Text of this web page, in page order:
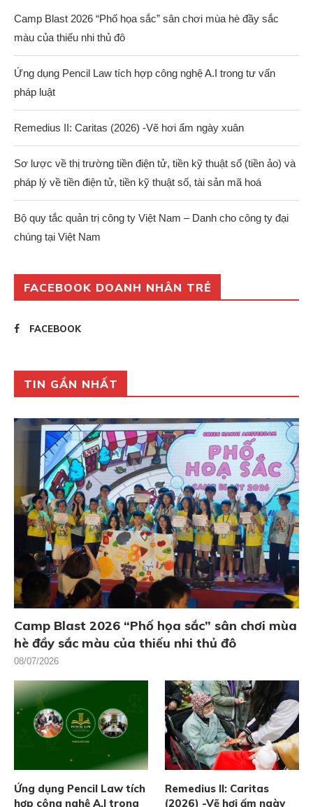
Camp Blast 2026 “Phố họa sắc” sân chơi mùa hè đầy sắc
màu của thiếu nhi thủ đô
Ứng dụng Pencil Law tích hợp công nghệ A.I trong tư vấn
pháp luật
Remedius II: Caritas (2026) -Vẽ hơi ấm ngày xuân
Sơ lược về thị trường tiền điện tử, tiền kỹ thuật số (tiền ảo) và
pháp lý về tiền điện tử, tiền kỹ thuật số, tài sản mã hoá
Bộ quy tắc quản trị công ty Việt Nam – Danh cho công ty đại
chúng tại Việt Nam
FACEBOOK DOANH NHÂN TRẺ
FACEBOOK
TIN GẦN NHẤT
Camp Blast 2026 “Phố họa sắc” sân chơi mùa
hè đầy sắc màu của thiếu nhi thủ đô
08/07/2026
Ứng dụng Pencil Law tích
hợp công nghệ A.I trong
Remedius II: Caritas
(2026) -Vẽ hơi ấm ngày